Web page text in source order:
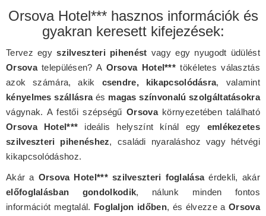
Orsova Hotel*** hasznos információk és
gyakran keresett kifejezések:
Tervez egyszilveszteri pihenést vagy egy nyugodt üdülést
Orsovatelepülésen? A Orsova Hotel*** tökéletes választás
azok számára, akik csendre, kikapcsolódásra, valamint
kényelmes szállásraés magas színvonalú szolgáltatásokra
vágynak. A festői szépségűOrsovakörnyezetében található
Orsova Hotel*** ideális helyszínt kínál egy emlékezetes
szilveszteri pihenéshez, családi nyaraláshoz vagy hétvégi
kikapcsolódáshoz.
Akár a Orsova Hotel*** szilveszteri foglalásaérdekli, akár
előfoglalásban gondolkodik, nálunk minden fontos
információt megtalál. Foglaljon időben, és élvezze aOrsova